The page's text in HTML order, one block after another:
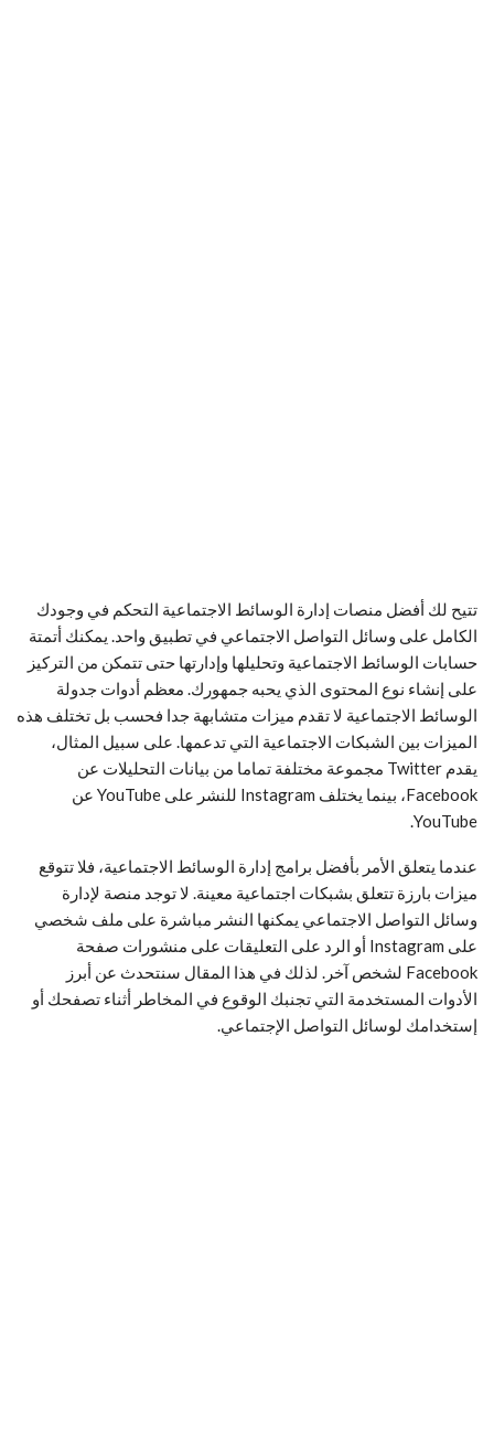
تتيح لك أفضل منصات إدارة الوسائط الاجتماعية التحكم في وجودك
الكامل على وسائل التواصل الاجتماعي في تطبيق واحد. يمكنك أتمتة
حسابات الوسائط الاجتماعية وتحليلها وإدارتها حتى تتمكن من التركيز
على إنشاء نوع المحتوى الذي يحبه جمهورك. معظم أدوات جدولة
الوسائط الاجتماعية لا تقدم ميزات متشابهة جدا فحسب بل تختلف هذه
الميزات بين الشبكات الاجتماعية التي تدعمها. على سبيل المثال،
يقدم Twitter مجموعة مختلفة تماما من بيانات التحليلات عن
Facebook، بينما يختلف Instagram للنشر على YouTube عن
YouTube.
عندما يتعلق الأمر بأفضل برامج إدارة الوسائط الاجتماعية، فلا تتوقع
ميزات بارزة تتعلق بشبكات اجتماعية معينة. لا توجد منصة لإدارة
وسائل التواصل الاجتماعي يمكنها النشر مباشرة على ملف شخصي
على Instagram أو الرد على التعليقات على منشورات صفحة
Facebook لشخص آخر. لذلك في هذا المقال سنتحدث عن أبرز
الأدوات المستخدمة التي تجنبك الوقوع في المخاطر أثناء تصفحك أو
إستخدامك لوسائل التواصل الإجتماعي.